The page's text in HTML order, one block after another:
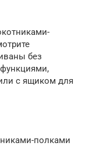
без
с ящиком для
полками